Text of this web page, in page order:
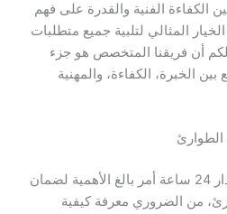
الكفاءة الفنية والقدرة على فهم
المثالي لتلبية جميع متطلبات
لكم أن فريقنا المتخصص هو جزء
الخبرة، الكفاءة، والمهنية
تقديم خدمات السباكة على مدار 24 ساعة أمر بالغ الأهمية لضمان
من الضروري معرفة كيفية